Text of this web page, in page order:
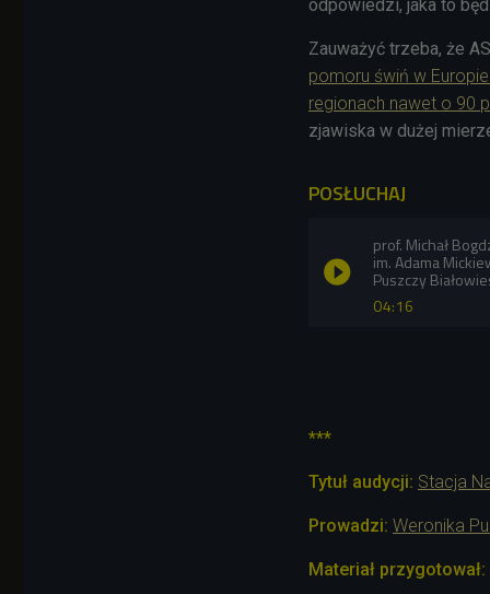
odpowiedzi, jaka to
Zauważyć trzeba, że
pomoru świń w
regionach nawet o 90
zjawiska w dużej
POSŁUCHAJ
04:16
prof. Michał
im. Adama
Puszczy
***
Tytuł audycji: Stacja
Prowadzi: Weronika
Materiał przygotował: